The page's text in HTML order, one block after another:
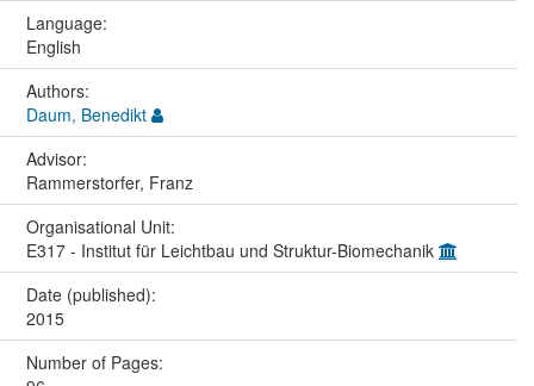
Language:
English
Authors:
Daum, Benedikt
Advisor:
Rammerstorfer, Franz
Organisational Unit:
E317 - Institut für Leichtbau und Struktur-Biomechanik
Date (published):
2015
Number of Pages: